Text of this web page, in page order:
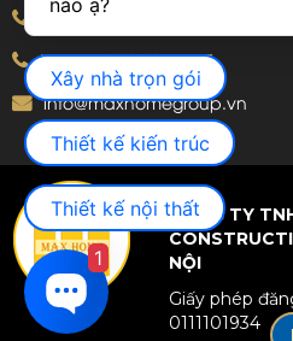
Hotline: 092.774.8888
Hotline: 092.924.5555
info@maxhomegroup.vn
CÔNG TY
NỘI
Giấy phép
0111101934
Xây nhà trọn gói
Thiết kế kiến trúc
Thiết kế nội thất
1